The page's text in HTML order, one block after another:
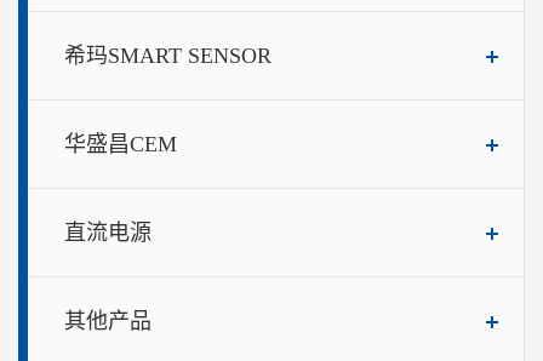
希玛SMART SENSOR
华盛昌CEM
直流电源
其他产品